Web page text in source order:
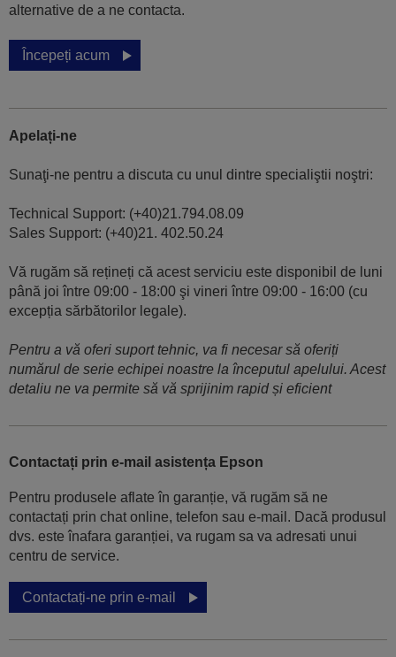
alternative de a ne contacta.
Începeți acum
Apelați-ne
Sunaţi-ne pentru a discuta cu unul dintre specialiştii noştri:
Technical Support: (+40)21.794.08.09
Sales Support: (+40)21. 402.50.24
Vă rugăm să rețineți că acest serviciu este disponibil de luni
până joi între 09:00 - 18:00 şi vineri între 09:00 - 16:00 (cu
excepția sărbătorilor legale).
Pentru a vă oferi suport tehnic, va fi necesar să oferiți
numărul de serie echipei noastre la începutul apelului. Acest
detaliu ne va permite să vă sprijinim rapid și eficient
Contactați prin e-mail asistența Epson
Pentru produsele aflate în garanție, vă rugăm să ne
contactați prin chat online, telefon sau e-mail. Dacă produsul
dvs. este înafara garanției, va rugam sa va adresati unui
centru de service.
Contactați-ne prin e-mail